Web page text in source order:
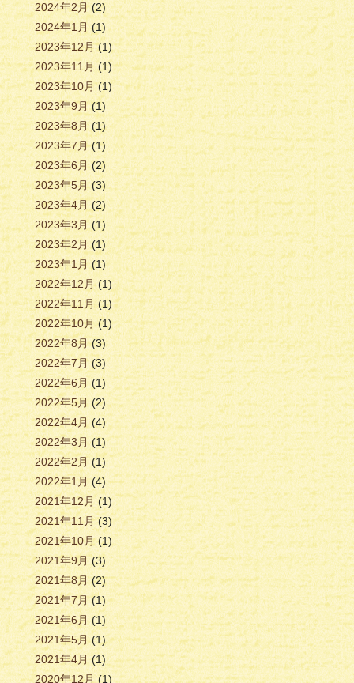
2024年2月(2)
2024年1月 (1)
2023年12月(1)
2023年11月(1)
2023年10月(1)
2023年9月(1)
2023年8月(1)
2023年7月(1)
2023年6月(2)
2023年5月(3)
2023年4月(2)
2023年3月(1)
2023年2月(1)
2023年1月(1)
2022年12月(1)
2022年11月(1)
2022年10月(1)
2022年8月(3)
2022年7月(3)
2022年6月(1)
2022年5月(2)
2022年4月(4)
2022年3月(1)
2022年2月(1)
2022年1月(4)
2021年12月(1)
2021年11月(3)
2021年10月(1)
2021年9月(3)
2021年8月(2)
2021年7月(1)
2021年6月(1)
2021年5月(1)
2021年4月 (1)
2020年12月(1)